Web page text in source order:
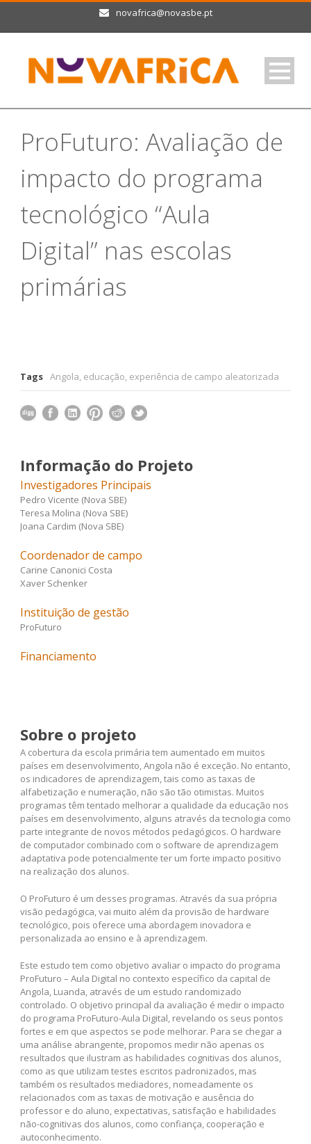
novafrica@novasbe.pt
ProFuturo: Avaliação de
impacto do programa
tecnológico “Aula
Digital” nas escolas
primárias
Tags Angola, educação, experiência de campo aleatorizada
Informação do Projeto
Investigadores Principais
Pedro Vicente (Nova SBE)
Teresa Molina (Nova SBE)
Joana Cardim (Nova SBE)
Coordenador de campo
Carine Canonici Costa
Xaver Schenker
Instituição de gestão
ProFuturo
Financiamento
Sobre o projeto
A cobertura da escola primária tem aumentado em muitos
países em desenvolvimento, Angola não é exceção. No entanto,
os indicadores de aprendizagem, tais como as taxas de
alfabetização e numeração, não são tão otimistas. Muitos
programas têm tentado melhorar a qualidade da educação nos
países em desenvolvimento, alguns através da tecnologia como
parte integrante de novos métodos pedagógicos. O hardware
de computador combinado com o software de aprendizagem
adaptativa pode potencialmente ter um forte impacto positivo
na realização dos alunos.
O ProFuturo é um desses programas. Através da sua própria
visão pedagógica, vai muito além da provisão de hardware
tecnológico, pois oferece uma abordagem inovadora e
personalizada ao ensino e à aprendizagem.
Este estudo tem como objetivo avaliar o impacto do programa
ProFuturo – Aula Digital no contexto específico da capital de
Angola, Luanda, através de um estudo randomizado
controlado. O objetivo principal da avaliação é medir o impacto
do programa ProFuturo-Aula Digital, revelando os seus pontos
fortes e em que aspectos se pode melhorar. Para se chegar a
uma análise abrangente, propomos medir não apenas os
resultados que ilustram as habilidades cognitivas dos alunos,
como as que utilizam testes escritos padronizados, mas
também os resultados mediadores, nomeadamente os
relacionados com as taxas de motivação e ausência do
professor e do aluno, expectativas, satisfação e habilidades
não-cognitivas dos alunos, como confiança, cooperação e
autoconhecimento.